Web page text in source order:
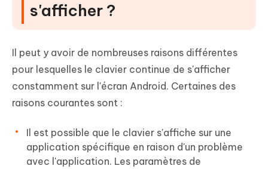
s'afficher ?
Il peut y avoir de nombreuses raisons différentes
pour lesquelles le clavier continue de s'afficher
constamment sur l'écran Android. Certaines des
raisons courantes sont :
Il est possible que le clavier s'affiche sur une
application spécifique en raison d'un problème
avec l'application. Les paramètres de